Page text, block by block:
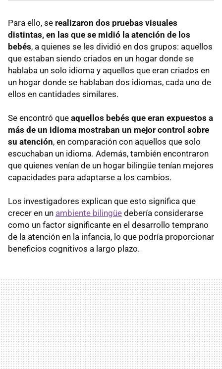
Para ello, se realizaron dos pruebas visuales
distintas, en las que se midió la atención de los
bebés, a quienes se les dividió en dos grupos: aquellos
que estaban siendo criados en un hogar donde se
hablaba un solo idioma y aquellos que eran criados en
un hogar donde se hablaban dos idiomas, cada uno de
ellos en cantidades similares.
Se encontró que aquellos bebés que eran expuestos a
más de un idioma mostraban un mejor control sobre
su atención, en comparación con aquellos que solo
escuchaban un idioma. Además, también encontraron
que quienes venían de un hogar bilingüe tenían mejores
capacidades para adaptarse a los cambios.
Los investigadores explican que esto significa que
crecer en un ambiente bilingüe debería considerarse
como un factor significante en el desarrollo temprano
de la atención en la infancia, lo que podría proporcionar
beneficios cognitivos a largo plazo.